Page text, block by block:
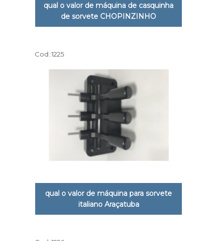
qual o valor de máquina de casquinha
de sorvete CHOPINZINHO
Cod.:1225
qual o valor de máquina para sorvete
italiano Araçatuba